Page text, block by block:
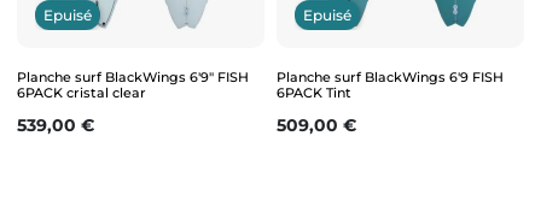
Epuisé
Planche surf BlackWings 6'9" FISH
6PACK cristal clear
Prix
539,00 €
Epuisé
Planche surf BlackWings 6'9 FISH
6PACK Tint
Prix
509,00 €